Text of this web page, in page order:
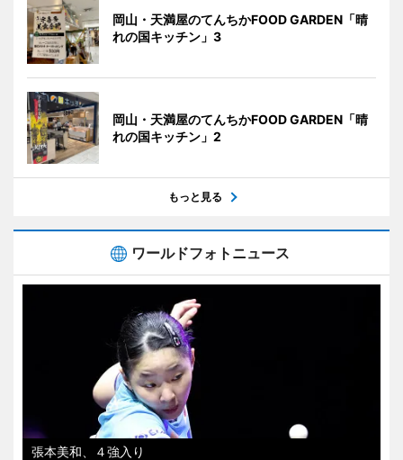
岡山・天満屋のてんちかFOOD GARDEN「晴
れの国キッチン」3
岡山・天満屋のてんちかFOOD GARDEN「晴
れの国キッチン」2
もっと見る
ワールドフォトニュース
張本美和、４強入り